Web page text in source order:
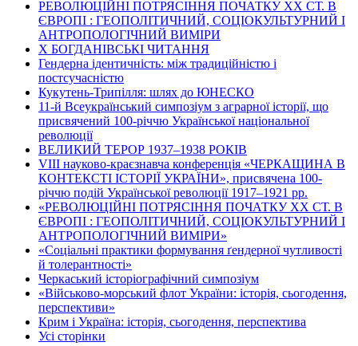
РЕВОЛЮЦІЙНІ ПОТРЯСІННЯ ПОЧАТКУ ХХ СТ. В
ЄВРОПІ : ГЕОПОЛІТИЧНИЙ, СОЦІОКУЛЬТУРНИЙ І
АНТРОПОЛОГІЧНИЙ ВИМІРИ
Х БОГДАНІВСЬКІ ЧИТАННЯ
Гендерна ідентичність: між традиційністю і
постсучасністю
Кукутень-Трипілля: шлях до ЮНЕСКО
11-й Всеукраїнський симпозіум з аграрної історії, що
присвячений 100-річчю Української національної
революції
ВЕЛИКИЙ ТЕРОР 1937–1938 РОКІВ
VІІІ науково-краєзнавча конференція «ЧЕРКАЩИНА В
КОНТЕКСТІ ІСТОРІЇ УКРАЇНИ», присвячена 100-
річчю подій Української революції 1917–1921 рр.
«РЕВОЛЮЦІЙНІ ПОТРЯСІННЯ ПОЧАТКУ ХХ СТ. В
ЄВРОПІ : ГЕОПОЛІТИЧНИЙ, СОЦІОКУЛЬТУРНИЙ І
АНТРОПОЛОГІЧНИЙ ВИМІРИ»
«Соціальні практики формування ґендерної чутливості
й толерантності»
Черкаський історіографічний симпозіум
«Військово-морський флот України: історія, сьогодення,
перспективи»
Крим і Україна: історія, сьогодення, перспектива
Усі сторінки